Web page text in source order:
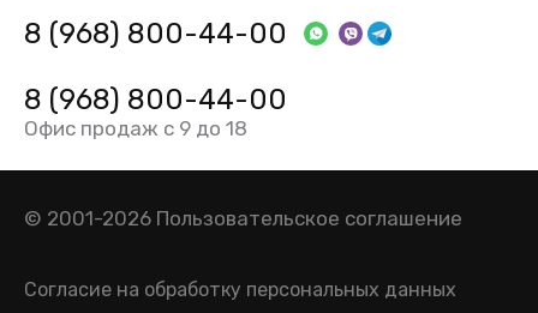
8 (968) 800-44-00
8 (968) 800-44-00
Офис продаж с 9 до 18
© 2001-2026 Пользовательское соглашение
Согласие на обработку персональных данных